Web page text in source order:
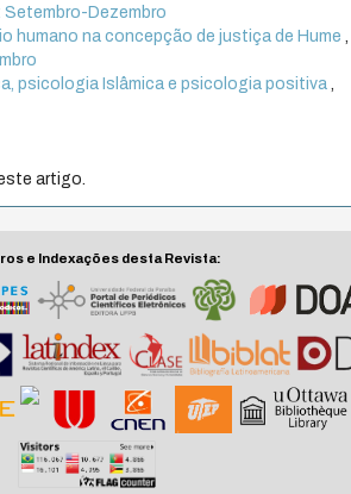
Setembro-Dezembro
humano na concepção de justiça de Hume,
psicologia Islâmica e psicologia positiva,
artigo.
e Indexações desta Revista: